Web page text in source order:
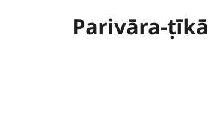
Parivāra-ṭīkā